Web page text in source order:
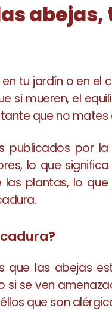
tu jardín o en el
si mueren, el
que no
por la
lo que
las plantas, lo
que las abejas
si se ven
que son